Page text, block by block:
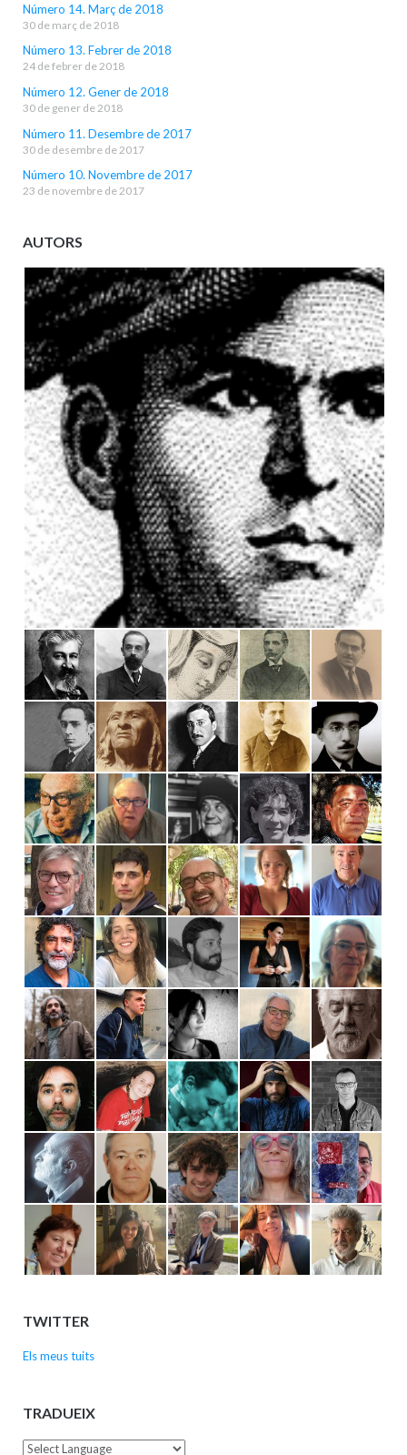
Número 14. Març de 2018
30 de març de 2018
Número 13. Febrer de 2018
24 de febrer de 2018
Número 12. Gener de 2018
30 de gener de 2018
Número 11. Desembre de 2017
30 de desembre de 2017
Número 10. Novembre de 2017
23 de novembre de 2017
AUTORS
TWITTER
Els meus tuits
TRADUEIX